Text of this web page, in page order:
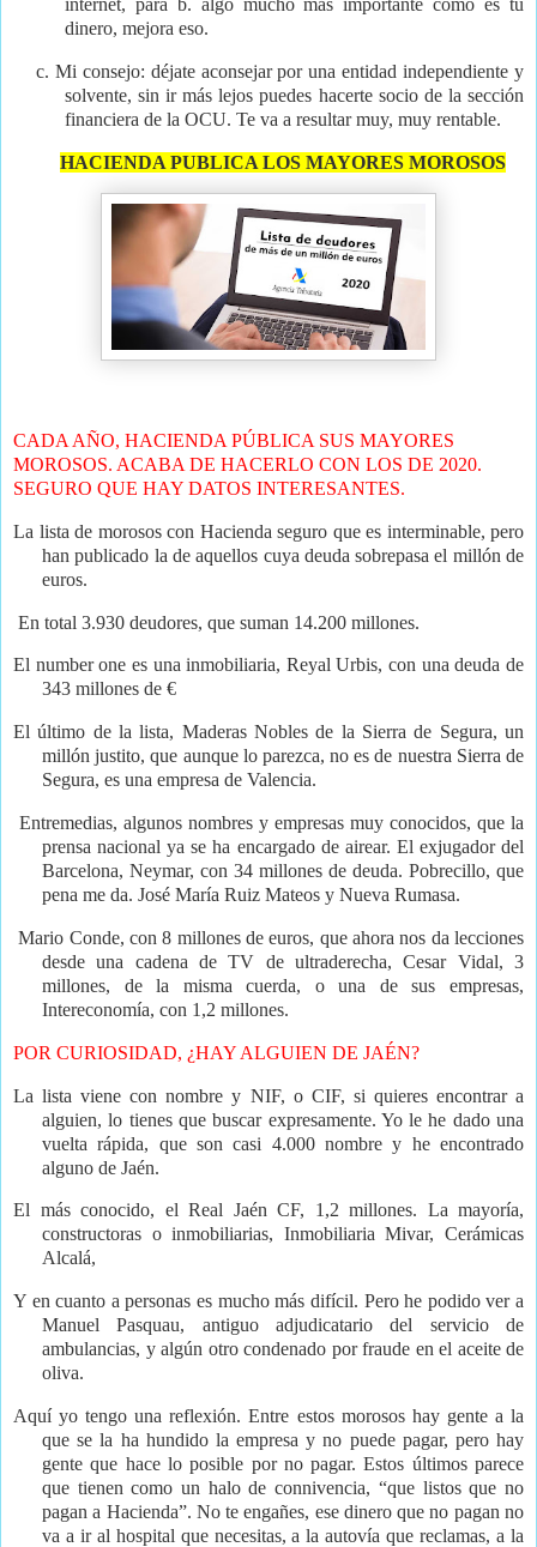
dinero, mejora eso.
c. Mi consejo: déjate aconsejar por una entidad independiente y
solvente, sin ir más lejos puedes hacerte socio de la sección
financiera de la OCU. Te va a resultar muy, muy rentable.
HACIENDA PUBLICA LOS MAYORES MOROSOS
CADA AÑO, HACIENDA PÚBLICA SUS MAYORES
MOROSOS. ACABA DE HACERLO CON LOS DE 2020.
SEGURO QUE HAY DATOS INTERESANTES.
La lista de morosos con Hacienda seguro que es interminable, pero
han publicado la de aquellos cuya deuda sobrepasa el millón de
euros.
En total 3.930 deudores, que suman 14.200 millones.
El number one es una inmobiliaria, Reyal Urbis, con una deuda de
343 millones de €
El último de la lista, Maderas Nobles de la Sierra de Segura, un
millón justito, que aunque lo parezca, no es de nuestra Sierra de
Segura, es una empresa de Valencia.
Entremedias, algunos nombres y empresas muy conocidos, que la
prensa nacional ya se ha encargado de airear. El exjugador del
Barcelona, Neymar, con 34 millones de deuda. Pobrecillo, que
pena me da. José María Ruiz Mateos y Nueva Rumasa.
Mario Conde, con 8 millones de euros, que ahora nos da lecciones
desde una cadena de TV de ultraderecha, Cesar Vidal, 3
millones, de la misma cuerda, o una de sus empresas,
Intereconomía, con 1,2 millones.
POR CURIOSIDAD, ¿HAY ALGUIEN DE JAÉN?
La lista viene con nombre y NIF, o CIF, si quieres encontrar a
alguien, lo tienes que buscar expresamente. Yo le he dado una
vuelta rápida, que son casi 4.000 nombre y he encontrado
alguno de Jaén.
El más conocido, el Real Jaén CF, 1,2 millones. La mayoría,
constructoras o inmobiliarias, Inmobiliaria Mivar, Cerámicas
Alcalá,
Y en cuanto a personas es mucho más difícil. Pero he podido ver a
Manuel Pasquau, antiguo adjudicatario del servicio de
ambulancias, y algún otro condenado por fraude en el aceite de
oliva.
Aquí yo tengo una reflexión. Entre estos morosos hay gente a la
que se la ha hundido la empresa y no puede pagar, pero hay
gente que hace lo posible por no pagar. Estos últimos parece
que tienen como un halo de connivencia, “que listos que no
pagan a Hacienda”. No te engañes, ese dinero que no pagan no
va a ir al hospital que necesitas, a la autovía que reclamas, a la